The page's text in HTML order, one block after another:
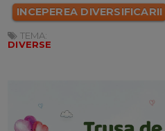
INCEPEREA DIVERSIFICARII
TEMA:
DIVERSE